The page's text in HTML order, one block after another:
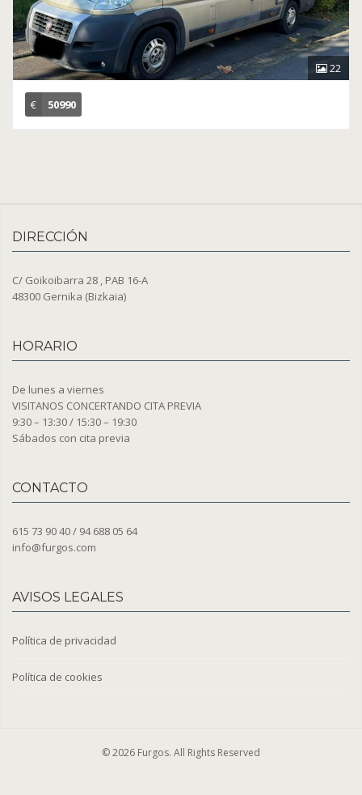
22
€ 50990
DIRECCIÓN
C/ Goikoibarra 28 , PAB 16-A
48300 Gernika (Bizkaia)
HORARIO
De lunes a viernes
VISITANOS CONCERTANDO CITA PREVIA
9:30 – 13:30 / 15:30 – 19:30
Sábados con cita previa
CONTACTO
615 73 90 40 / 94 688 05 64
info@furgos.com
AVISOS LEGALES
Política de privacidad
Política de cookies
© 2026 Furgos. All Rights Reserved